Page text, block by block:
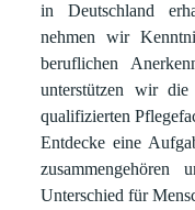
in Deutschland
nehmen wir
beruflichen
unterstützen wir
qualifizierten
Entdecke eine
zusammengehören
Unterschied für